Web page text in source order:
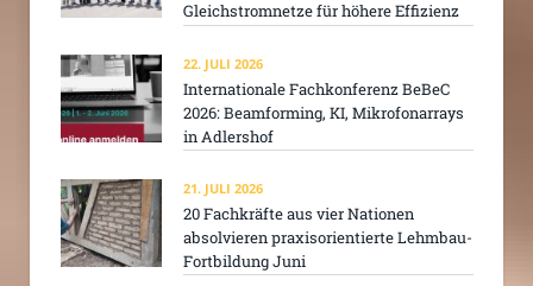
Gleichstromnetze für höhere Effizienz
22. JULI 2026
Internationale Fachkonferenz BeBeC
2026: Beamforming, KI, Mikrofonarrays
in Adlershof
21. JULI 2026
20 Fachkräfte aus vier Nationen
absolvieren praxisorientierte Lehmbau-
Fortbildung Juni